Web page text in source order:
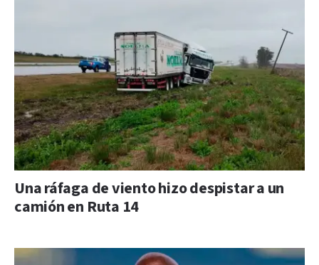
Una ráfaga de viento hizo despistar a un
camión en Ruta 14